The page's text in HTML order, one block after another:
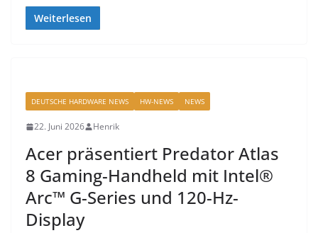
Weiterlesen
DEUTSCHE HARDWARE NEWS HW-NEWS NEWS
22. Juni 2026 Henrik
Acer präsentiert Predator Atlas
8 Gaming-Handheld mit Intel®
Arc™ G-Series und 120-Hz-
Display